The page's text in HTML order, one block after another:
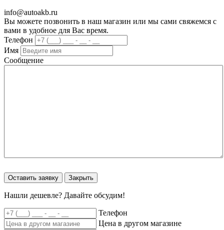
info@autoakb.ru
Вы можете позвонить в наш магазин или мы сами свяжемся с
вами в удобное для Вас время.
Телефон
Имя
Сообщение
Оставить заявку Закрыть
Нашли дешевле? Давайте обсудим!
Телефон
Цена в другом магазине